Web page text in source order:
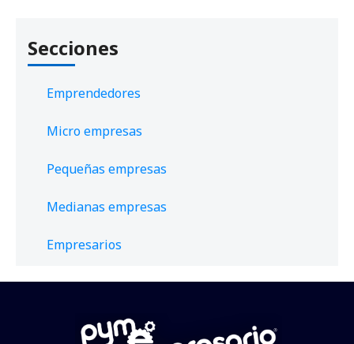
Secciones
Emprendedores
Micro empresas
Pequeñas empresas
Medianas empresas
Empresarios